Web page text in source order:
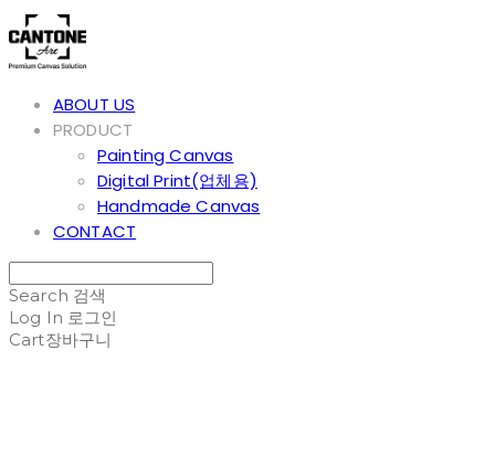
ABOUT US
PRODUCT
Painting Canvas
Digital Print(업체용)
Handmade Canvas
CONTACT
Search 검색
Log In 로그인
Cart장바구니